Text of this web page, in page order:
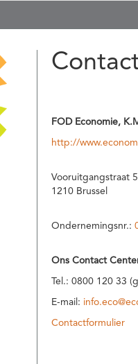
FOD Economie,
http://
Vooruitgangstraat
1210 Brussel
Ondernemingsnr.:
Ons Contact
Tel.: 0800 120 33
E-mail:
Contactformulier